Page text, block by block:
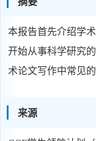
本报告首先介绍学
开始从事科学研究
术论文写作中常见
实例介绍高水平英
过程，详细剖析一
来源